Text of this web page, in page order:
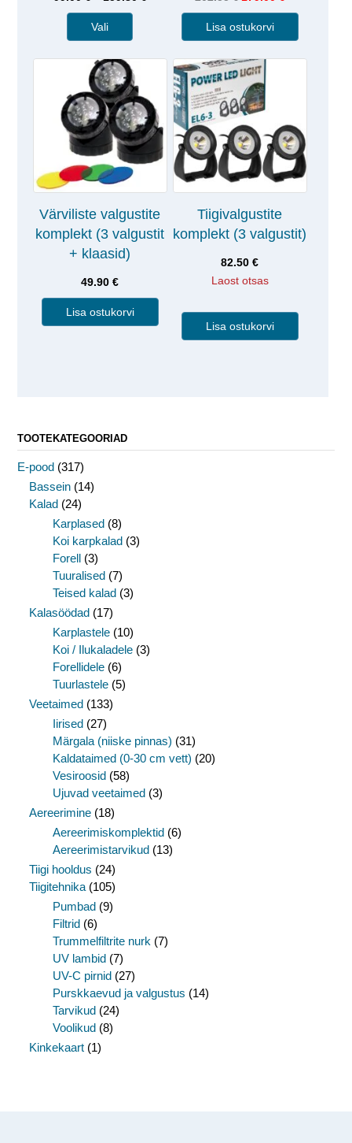
Vali Lisa ostukorvi
Värviliste valgustite
komplekt (3 valgustit
+ klaasid)
49.90€
Lisa ostukorvi
Tiigivalgustite
komplekt (3 valgustit)
82.50€
Laost otsas
Lisa ostukorvi
TOOTEKATEGOORIAD
E-pood (317)
Bassein (14)
Kalad (24)
Karplased (8)
Koi karpkalad (3)
Forell (3)
Tuuralised (7)
Teised kalad (3)
Kalasöödad (17)
Karplastele (10)
Koi / Ilukaladele (3)
Forellidele (6)
Tuurlastele (5)
Veetaimed (133)
Iirised (27)
Märgala (niiske pinnas) (31)
Kaldataimed (0-30 cm vett) (20)
Vesiroosid (58)
Ujuvad veetaimed (3)
Aereerimine (18)
Aereerimiskomplektid (6)
Aereerimistarvikud (13)
Tiigi hooldus (24)
Tiigitehnika (105)
Pumbad (9)
Filtrid (6)
Trummelfiltrite nurk (7)
UV lambid (7)
UV-C pirnid (27)
Purskkaevud ja valgustus (14)
Tarvikud (24)
Voolikud (8)
Kinkekaart (1)